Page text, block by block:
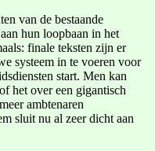
van de bestaande
hun loopbaan in het
finale teksten zijn er
systeem in te voeren voor
start. Men kan
het over een gigantisch
ambtenaren
sluit nu al zeer dicht aan